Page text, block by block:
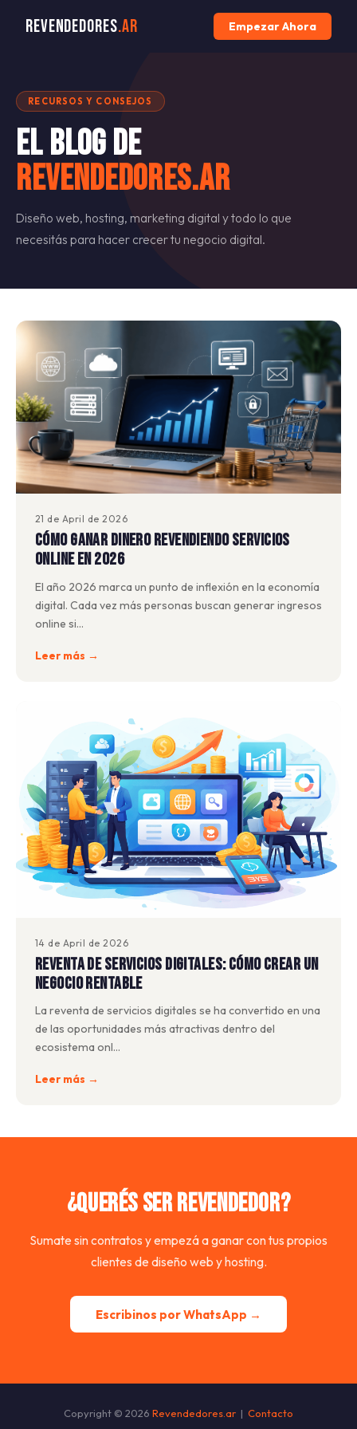
Revendedores.ar Empezar Ahora
RECURSOS Y CONSEJOS
El blog de
Revendedores.ar
Diseño web, hosting, marketing digital y todo lo que
necesitás para hacer crecer tu negocio digital.
21 de April de 2026
Cómo ganar dinero revendiendo servicios
online en 2026
El año 2026 marca un punto de inflexión en la economía
digital. Cada vez más personas buscan generar ingresos
online si…
Leer más →
14 de April de 2026
Reventa de servicios digitales: cómo crear un
negocio rentable
La reventa de servicios digitales se ha convertido en una
de las oportunidades más atractivas dentro del
ecosistema onl…
Leer más →
¿Querés ser revendedor?
Sumate sin contratos y empezá a ganar con tus propios
clientes de diseño web y hosting.
Escribinos por WhatsApp →
Copyright © 2026 Revendedores.ar | Contacto